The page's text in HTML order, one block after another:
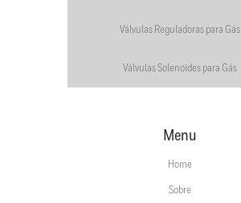
Válvulas Reguladoras para Gás
Válvulas Solenoides para Gás
Menu
Home
Sobre